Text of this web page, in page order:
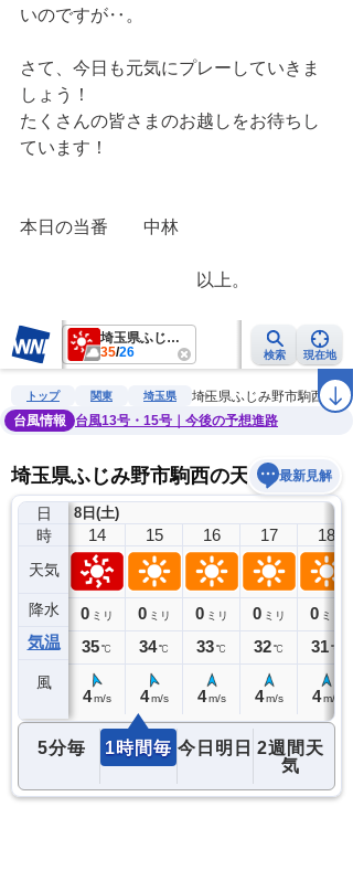
いのですが‥。
さて、今日も元気にプレーしていきま
しょう！
たくさんの皆さまのお越しをお待ちし
ています！
本日の当番　　中林
以上。